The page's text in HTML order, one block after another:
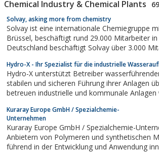
Chemical Industry & Chemical Plants 69
Solvay, asking more from chemistry
Solvay ist eine internationale Chemiegruppe
Brüssel, beschäftigt rund 29.000 Mitarbeiter in 55 Ländern. In
Deutschland beschäftigt Solvay über 3.000
Hydro-X - Ihr Spezialist für die industrielle
Hydro-X unterstützt Betreiber
stabilen und sicheren Führung ihrer Anlagen
betreuen industrielle und kommunale Anlagen
Nahwärmenetze. Im Fokus stehen die
Kuraray Europe GmbH / Spezialchemie-
Unternehmen
Kuraray Europe GmbH / Spezialchemie-
Anbietern von Polymeren und synthetischen
führend in der Entwicklung und Anwendung